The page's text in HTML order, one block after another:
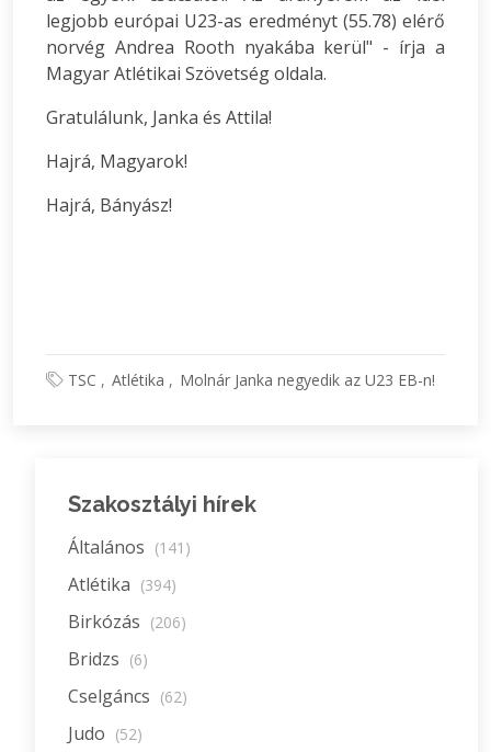
legjobb európai U23-as eredményt (55.78) elérő
norvég Andrea Rooth nyakába kerül" - írja a
Magyar Atlétikai Szövetség oldala.
Gratulálunk, Janka és Attila!
Hajrá, Magyarok!
Hajrá, Bányász!
TSC Atlétika Molnár Janka negyedik az U23 EB-n!
Szakosztályi hírek
Általános (141)
Atlétika (394)
Birkózás (206)
Bridzs (6)
Cselgáncs (62)
Judo (52)